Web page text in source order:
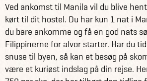
Ved ankomst til Manila vil du blive
kørt til dit hostel. Du har kun 1 nat i
du bare ankomme og få en god nats
Filippinerne for alvor starter. Har du
snuse til byen, så kan et besøg på
være et kuriøst indslag på din rejse.